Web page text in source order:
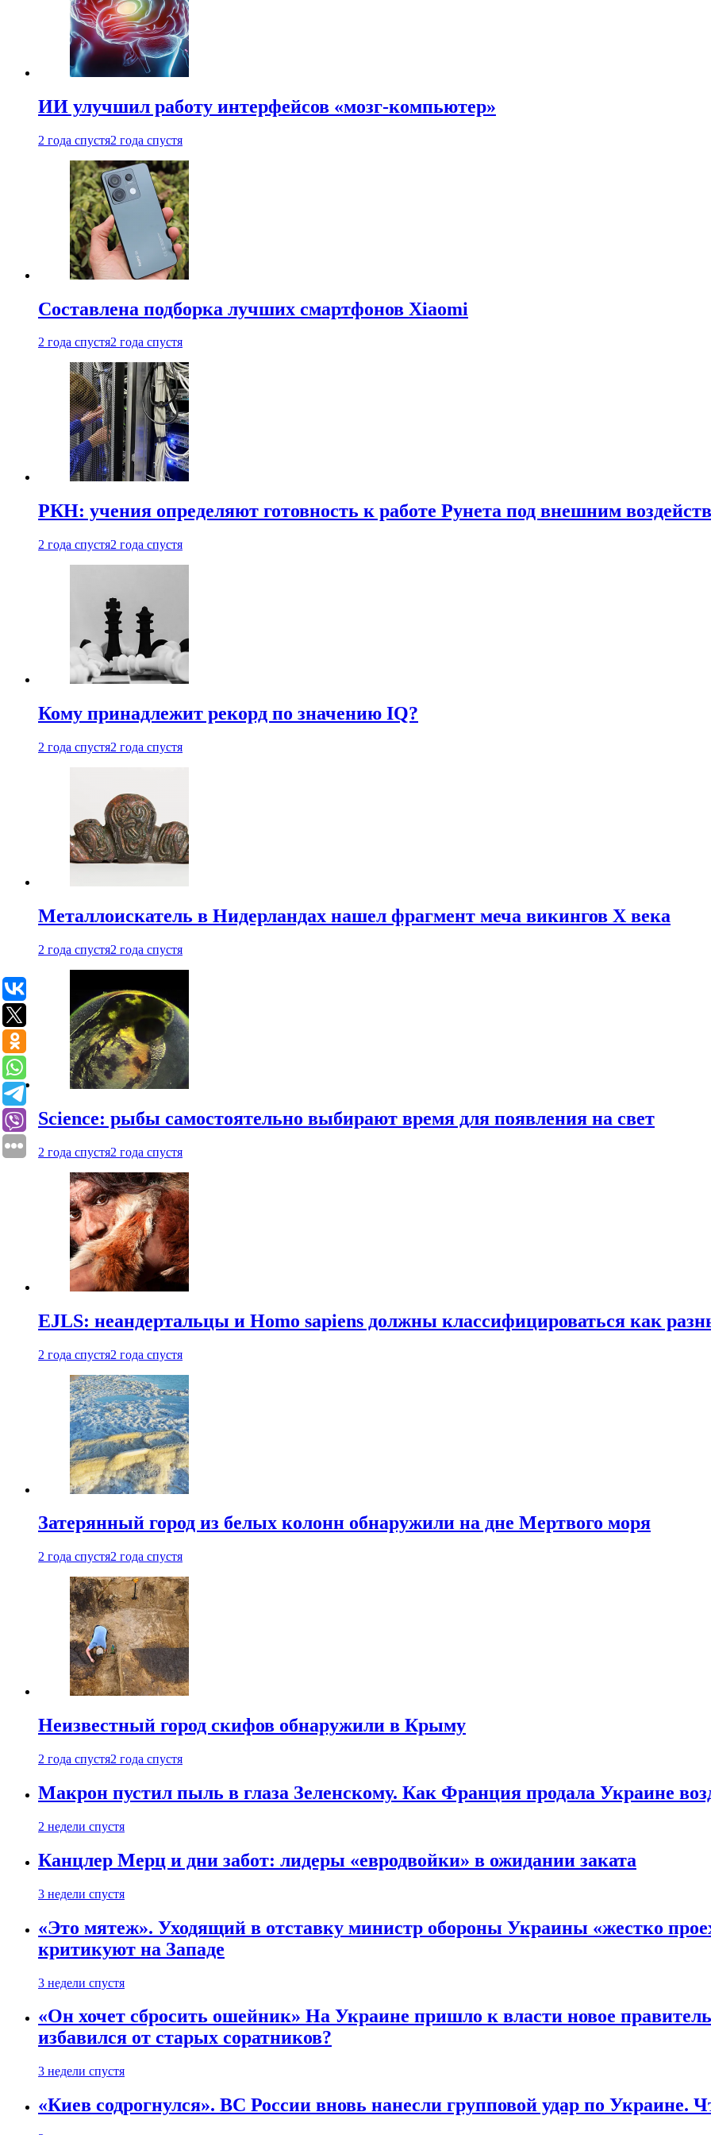
ИИ улучшил работу интерфейсов «мозг-компьютер»
2 года спустя2 года спустя
Составлена подборка лучших смартфонов Xiaomi
2 года спустя2 года спустя
РКН: учения определяют готовность к работе Рунета под внешним
2 года спустя2 года спустя
Кому принадлежит рекорд по значению IQ?
2 года спустя2 года спустя
Металлоискатель в Нидерландах нашел фрагмент меча викингов X века
2 года спустя2 года спустя
Science: рыбы самостоятельно выбирают время для появления на свет
2 года спустя2 года спустя
EJLS: неандертальцы и Homo sapiens должны классифицироваться как
2 года спустя2 года спустя
Затерянный город из белых колонн обнаружили на дне Мертвого моря
2 года спустя2 года спустя
Неизвестный город скифов обнаружили в Крыму
2 года спустя2 года спустя
Макрон пустил пыль в глаза Зеленскому. Как Франция продала Украине
2 недели спустя
Канцлер Мерц и дни забот: лидеры «евродвойки» в ожидании заката
3 недели спустя
«Это мятеж». Уходящий в отставку министр обороны Украины «жестко
критикуют на Западе
3 недели спустя
«Он хочет сбросить ошейник» На Украине пришло к власти новое
избавился от старых соратников?
3 недели спустя
«Киев содрогнулся». ВС России вновь нанесли групповой удар по Украине.